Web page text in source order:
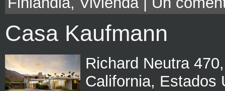
Casa Kaufmann
Richard Neutra
California, Estados